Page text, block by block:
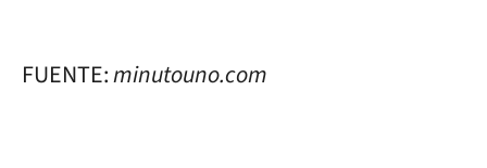
FUENTE:minutouno.com